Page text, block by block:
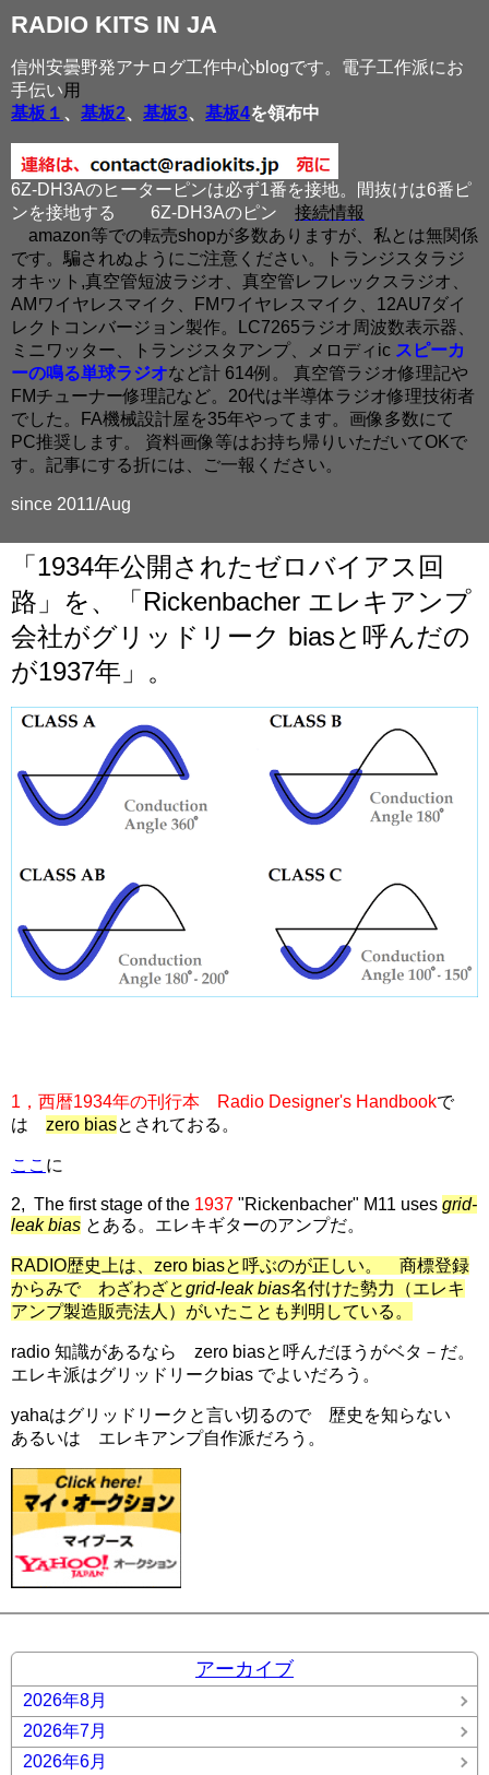
RADIO KITS IN JA
信州安曇野発アナログ工作中心blogです。電子工作派にお
手伝い用
基板１ 、 基板2、 基板3、 基板4を領布中
6Z-DH3Aのヒーターピンは必ず1番を接地。間抜けは6番ピ
ンを接地する
6Z-DH3Aのピン 接続情報
amazon等での転売shopが多数ありますが、私とは無関係
です。騙されぬようにご注意ください。トランジスタラジ
オキット,真空管短波ラジオ、真空管レフレックスラジオ、
AMワイヤレスマイク、FMワイヤレスマイク、12AU7ダイ
レクトコンバージョン製作。LC7265ラジオ周波数表示器、
ミニワッター、トランジスタアンプ、メロディic スピーカ
ーの鳴る単球ラジオなど計 614例。 真空管ラジオ修理記や
FMチューナー修理記など。20代は半導体ラジオ修理技術者
でした。FA機械設計屋を35年やってます。画像多数にて
PC推奨します。 資料画像等はお持ち帰りいただいてOKで
す。記事にする折には、ご一報ください。
since 2011/Aug
「1934年公開されたゼロバイアス回
路」を、「Rickenbacher エレキアンプ
会社がグリッドリーク biasと呼んだの
が1937年」。
1，西暦1934年の刊行本 Radio Designer's Handbookで
は zero biasとされておる。
ここ に
2, The first stage of the 1937 "Rickenbacher" M11 uses grid-
leak bias とある。エレキギターのアンプだ。
RADIO歴史上は、zero biasと呼ぶのが正しい。 商標登録
からみで わざわざとgrid-leak bias名付けた勢力（エレキ
アンプ製造販売法人）がいたことも判明している。
radio 知識があるなら zero biasと呼んだほうがベタ－だ。
エレキ派はグリッドリークbias でよいだろう。
yahaはグリッドリークと言い切るので 歴史を知らない
あるいは エレキアンプ自作派だろう。
アーカイブ
2026年8月
2026年7月
2026年6月